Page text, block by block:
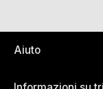
Aiuto